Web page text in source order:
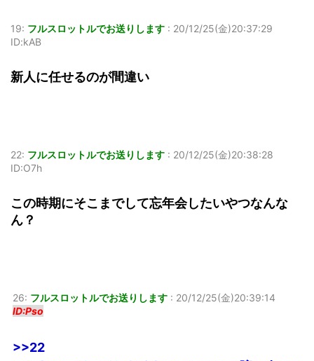
19: フルスロットルでお送りします : 20/12/25(金)20:37:29
ID:kAB
新人に任せるのが間違い
22: フルスロットルでお送りします : 20/12/25(金)20:38:28
ID:O7h
この時期にそこまでして忘年会したいやつなんな
ん？
26: フルスロットルでお送りします : 20/12/25(金)20:39:14
ID:Pso
>>22